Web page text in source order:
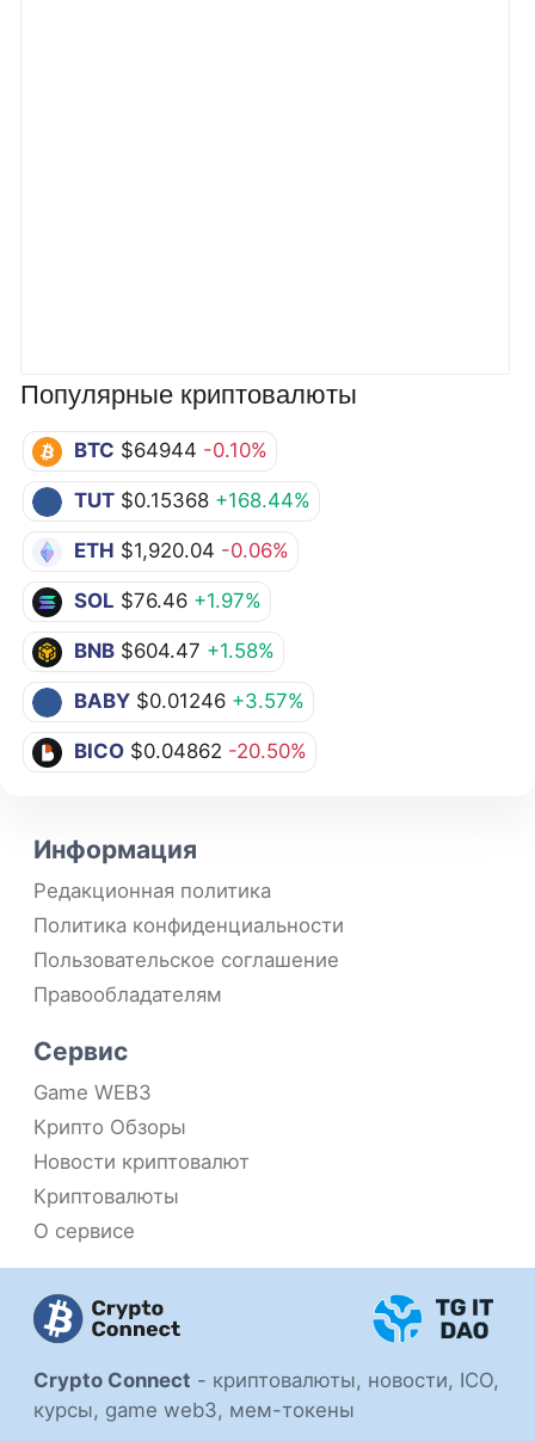
Популярные криптовалюты
BTC $64944 -0.10%
TUT $0.15368 +168.44%
ETH $1,920.04 -0.06%
SOL $76.46 +1.97%
BNB $604.47 +1.58%
BABY $0.01246 +3.57%
BICO $0.04862 -20.50%
Crypto Connect - криптовалюты, новости, ICO,
курсы, game web3, мем-токены
Информация
Редакционная политика
Политика конфиденциальности
Пользовательское соглашение
Правообладателям
Сервис
Game WEB3
Крипто Обзоры
Новости криптовалют
Криптовалюты
О сервисе